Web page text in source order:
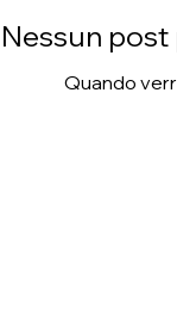
Nessun
Quando